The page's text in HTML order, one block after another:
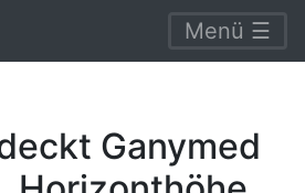
Menü ☰
Ganymed